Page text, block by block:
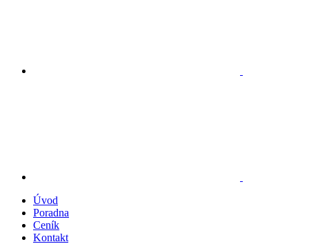
Úvod
Poradna
Ceník
Kontakt